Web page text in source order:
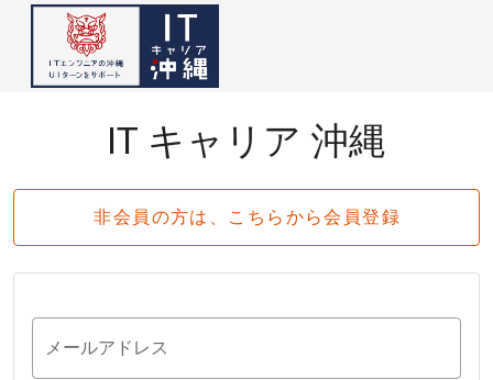
IT キャリア 沖縄
非会員の方は、こちらから会員登録
メールアドレス